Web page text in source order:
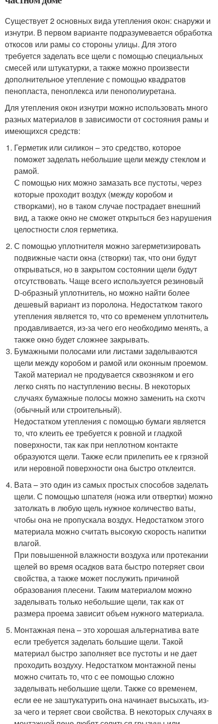
Существует 2 основных вида утепления окон: снаружи и
изнутри. В первом варианте подразумевается обработка
откосов или рамы со стороны улицы. Для этого
требуется заделать все щели с помощью специальных
смесей или штукатурки, а также можно произвести
дополнительное утепление с помощью квадратов
пенопласта, пеноплекса или пенополиуретана.
Для утепления окон изнутри можно использовать много
разных материалов в зависимости от состояния рамы и
имеющихся средств:
Герметик или силикон – это средство, которое
поможет заделать небольшие щели между стеклом и
рамой.
С помощью них можно замазать все пустоты, через
которые проходит воздух (между коробом и
створками), но в таком случае пострадает внешний
вид, а также окно не сможет открыться без нарушения
целостности слоя герметика.
С помощью уплотнителя можно загерметизировать
подвижные части окна (створки) так, что они будут
открываться, но в закрытом состоянии щели будут
отсутствовать. Чаще всего используется резиновый
D-образный уплотнитель, но можно найти более
дешевый вариант из поролона. Недостатком такого
утепления является то, что со временем уплотнитель
продавливается, из-за чего его необходимо менять, а
также окно будет сложнее закрывать.
Бумажными полосами или листами заделываются
щели между коробом и рамой или оконным проемом.
Такой материал не продувается сквозняком и его
легко снять по наступлению весны. В некоторых
случаях бумажные полосы можно заменить на скотч
(обычный или строительный).
Недостатком утепления с помощью бумаги является
то, что клеить ее требуется к ровной и гладкой
поверхности, так как при неплотном контакте
образуются щели. Также если прилепить ее к грязной
или неровной поверхности она быстро отклеится.
Вата – это один из самых простых способов заделать
щели. С помощью шпателя (ножа или отвертки) можно
затолкать в любую щель нужное количество ваты,
чтобы она не пропускала воздух. Недостатком этого
материала можно считать высокую скорость напитки
влагой.
При повышенной влажности воздуха или протекании
щелей во время осадков вата быстро потеряет свои
свойства, а также может послужить причиной
образования плесени. Таким материалом можно
заделывать только небольшие щели, так как от
размера проема зависит объем нужного материала.
Монтажная пена – это хорошая альтернатива вате
если требуется заделать большие щели. Такой
материал быстро заполняет все пустоты и не дает
проходить воздуху. Недостатком монтажной пены
можно считать то, что с ее помощью сложно
заделывать небольшие щели. Также со временем,
если ее не заштукатурить она начинает высыхать, из-
за чего и теряет свои свойства. В некоторых случаях в